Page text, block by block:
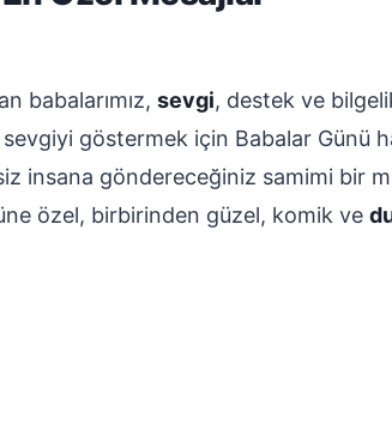
babalarımız, sevgi, destek ve
göstermek için Babalar Günü
insana göndereceğiniz samimi bir
özel, birbirinden güzel, komik ve